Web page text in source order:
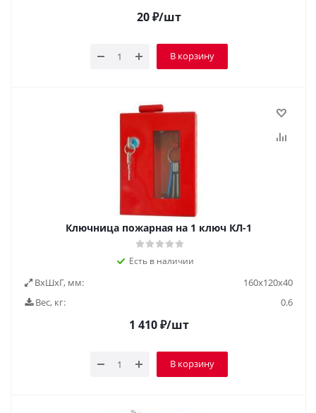
20₽/шт
В корзину
Ключница пожарная на 1 ключ КЛ-1
Есть в наличии
ВxШxГ, мм:
160х120х40
Вес, кг:
0.6
1 410₽/шт
В корзину